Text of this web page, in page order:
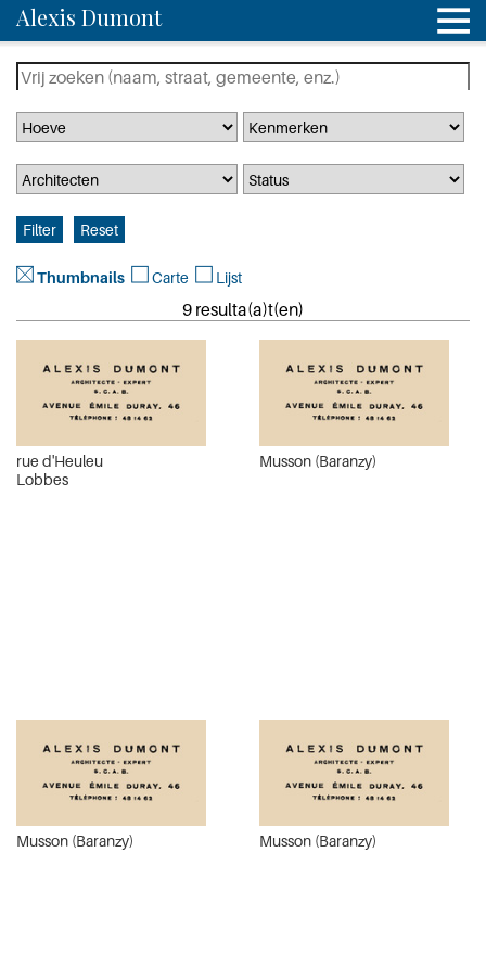
Alexis Dumont
Thumbnails Carte Lijst
9 resulta(a)t(en)
rue d'Heuleu
Lobbes
Musson (Baranzy)
Musson (Baranzy) Musson (Baranzy)